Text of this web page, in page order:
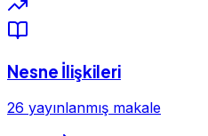
Nesne İlişkileri
26 yayınlanmış makale